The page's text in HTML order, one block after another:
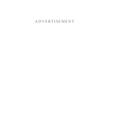
ADVERTISEMENT